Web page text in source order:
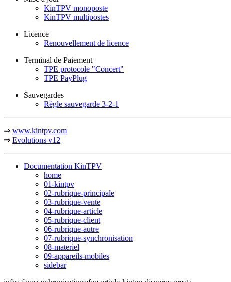
KinTPV monoposte
KinTPV multipostes
Licence
Renouvellement de licence
Terminal de Paiement
TPE protocole "Concert"
TPE PayPlug
Sauvegardes
Règle sauvegarde 3-2-1
⇒ www.kintpv.com
⇒ Evolutions v12
Documentation KinTPV
home
01-kintpv
02-rubrique-principale
03-rubrique-vente
04-rubrique-article
05-rubrique-client
06-rubrique-autre
07-rubrique-synchronisation
08-materiel
09-appareils-mobiles
sidebar